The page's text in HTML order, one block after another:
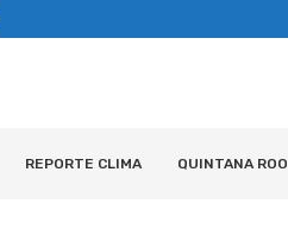
REPORTE CLIMA QUINTANA ROO